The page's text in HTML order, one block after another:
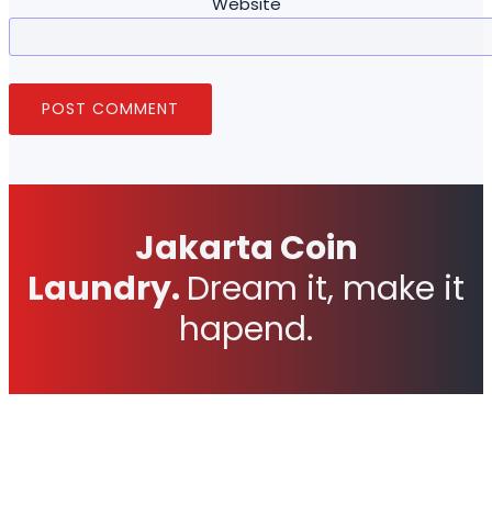
Jakarta Coin
Laundry. Dream it, make it
hapend.